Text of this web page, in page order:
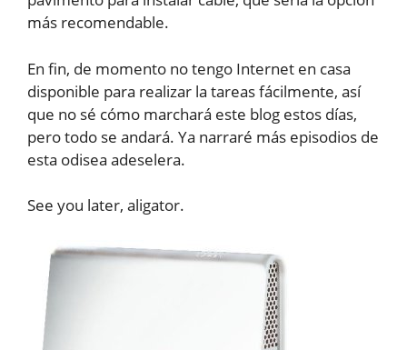
más recomendable.
En fin, de momento no tengo Internet en casa
disponible para realizar la tareas fácilmente, así
que no sé cómo marchará este blog estos días,
pero todo se andará. Ya narraré más episodios de
esta odisea adeselera.
See you later, aligator.